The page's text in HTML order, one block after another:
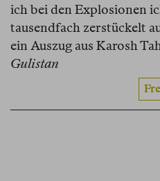
ich bei den Explosionen
tausendfach zerstückelt
ein Auszug aus Karosh
Gulistan